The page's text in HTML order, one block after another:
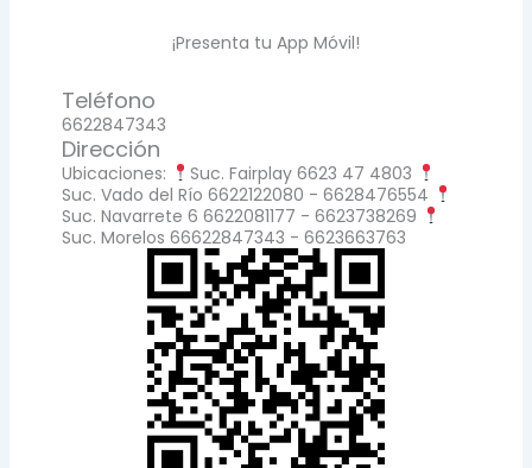
¡Presenta tu App Móvil!
Teléfono
6622847343
Dirección
Ubicaciones:
Suc. Fairplay 6623 47 4803
Suc. Vado del Río 6622122080 - 6628476554
Suc. Navarrete 6 6622081177 - 6623738269
Suc. Morelos 66622847343 - 6623663763